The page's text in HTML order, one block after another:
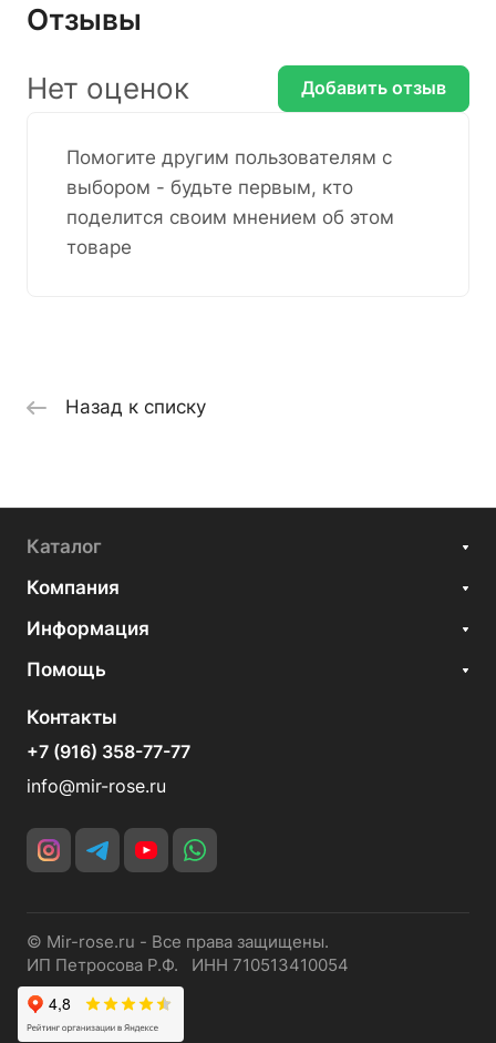
Отзывы
Помогите другим пользователям с
выбором - будьте первым, кто
поделится своим мнением об этом
товаре
Нет оценок Добавить отзыв
Назад к списку
Каталог
Компания
Информация
Помощь
Контакты
+7 (916) 358-77-77
info@mir-rose.ru
© Mir-rose.ru - Все права защищены.
ИП Петросова Р.Ф. ИНН 710513410054